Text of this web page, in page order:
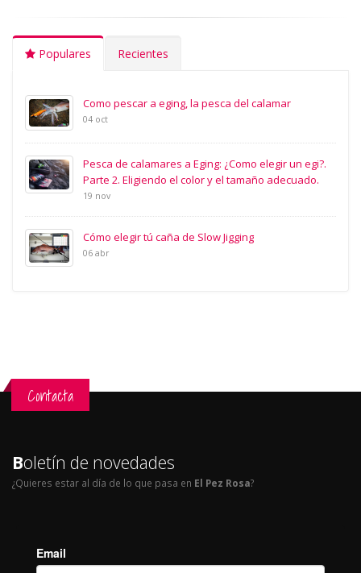
Populares Recientes
Como pescar a eging, la pesca del calamar
04 oct
Pesca de calamares a Eging: ¿Como elegir un egi?.
Parte 2. Eligiendo el color y el tamaño adecuado.
19 nov
Cómo elegir tú caña de Slow Jigging
06 abr
Contacta
Boletín de novedades
¿Quieres estar al día de lo que pasa en El Pez Rosa?